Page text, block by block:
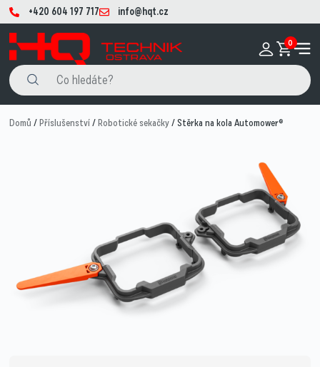
+420 604 197 717 info@hqt.cz
0
Domů /Příslušenství/Robotické sekačky/ Stěrka na kola Automower®